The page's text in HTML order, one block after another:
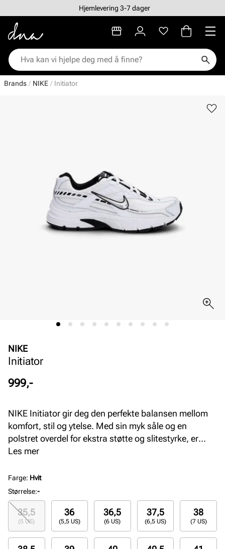
Hjemlevering 3-7 dager
Brands NIKE Initiator
NIKE
Initiator
Pris
999,-
NIKE Initiator gir deg den perfekte balansen mellom
komfort, stil og ytelse. Med sin myk såle og en
polstret overdel for ekstra støtte og slitestyrke, er
denne modellen designet for å takle både
Les mer
Farge: Hvit
Størrelse:-
35,5
(5 US)
36
(5,5 US)
36,5
(6 US)
37,5
(6,5 US)
38
(7 US)